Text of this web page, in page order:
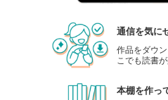
通信を気に
作品をダウ
こでも読書
本棚を作っ